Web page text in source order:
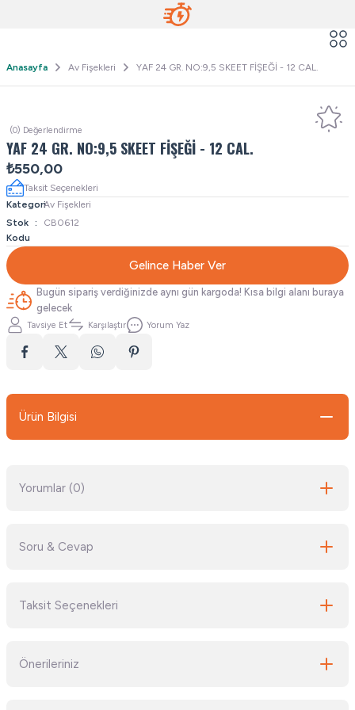
Anasayfa Av Fişekleri YAF 24 GR. NO:9,5 SKEET FİŞEĞİ - 12 CAL.
(0) Değerlendirme
YAF 24 GR. NO:9,5 SKEET FİŞEĞİ - 12 CAL.
₺550,00
Taksit Seçenekleri
KategoriAv Fişekleri
Stok
Kodu
CB0612
Gelince Haber Ver
Bugün sipariş verdiğinizde aynı gün kargoda! Kısa bilgi alanı buraya
gelecek
Tavsiye Et Karşılaştır Yorum Yaz
Ürün Bilgisi
Yorumlar (0)
Soru & Cevap
Taksit Seçenekleri
Önerileriniz